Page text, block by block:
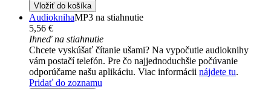
Vložiť do košíka
AudioknihaMP3 na stiahnutie
5,56 €
Ihneď na stiahnutie
Chcete vyskúšať čítanie ušami? Na vypočutie audioknihy
vám postačí telefón. Pre čo najjednoduchšie počúvanie
odporúčame našu aplikáciu. Viac informácii nájdete tu.
Pridať do zoznamu